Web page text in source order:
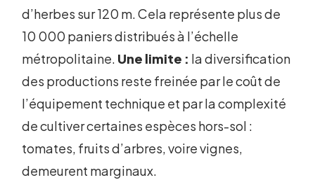
d’herbes sur 120 m. Cela représente plus de
10 000 paniers distribués à l’échelle
métropolitaine. Une limite : la diversification
des productions reste freinée par le coût de
l’équipement technique et par la complexité
de cultiver certaines espèces hors-sol :
tomates, fruits d’arbres, voire vignes,
demeurent marginaux.